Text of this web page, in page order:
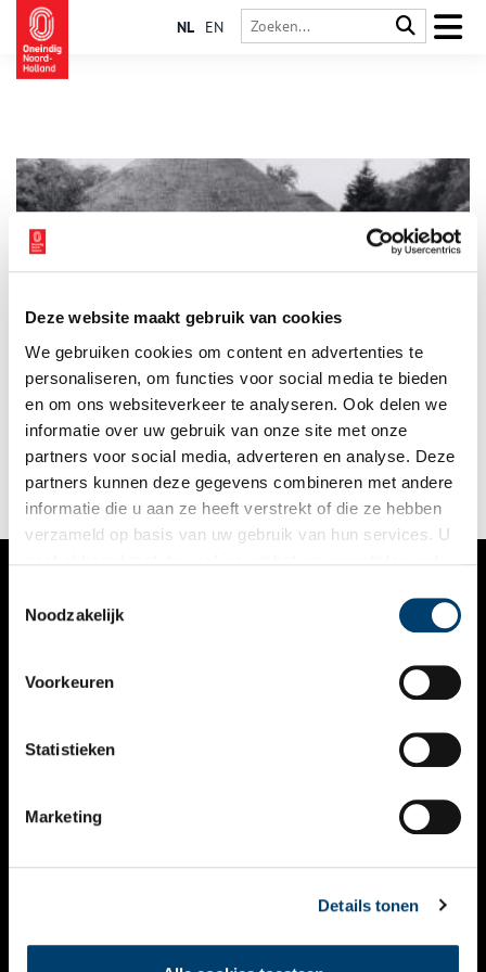
Deze website maakt gebruik van cookies
We gebruiken cookies om content en advertenties te
personaliseren, om functies voor social media te bieden
en om ons websiteverkeer te analyseren. Ook delen we
informatie over uw gebruik van onze site met onze
partners voor social media, adverteren en analyse. Deze
partners kunnen deze gegevens combineren met andere
informatie die u aan ze heeft verstrekt of die ze hebben
verzameld op basis van uw gebruik van hun services. U
Noodzakelijk
Voorkeuren
Statistieken
Marketing
Details tonen
NL EN
Tijdens dit rondje lopen we (in gedachten) van de Herenweg
via de Eeuwigelaan richting het dorp Bergen (NH). Onderweg
passeren we karakteristieke boerderijen, (verdwenen)
buitenplaatsen en moderne villa’s. Loop je mee?
VERHALEN
KALENDER
THEMA’S
VIDEO’S
CONTACT